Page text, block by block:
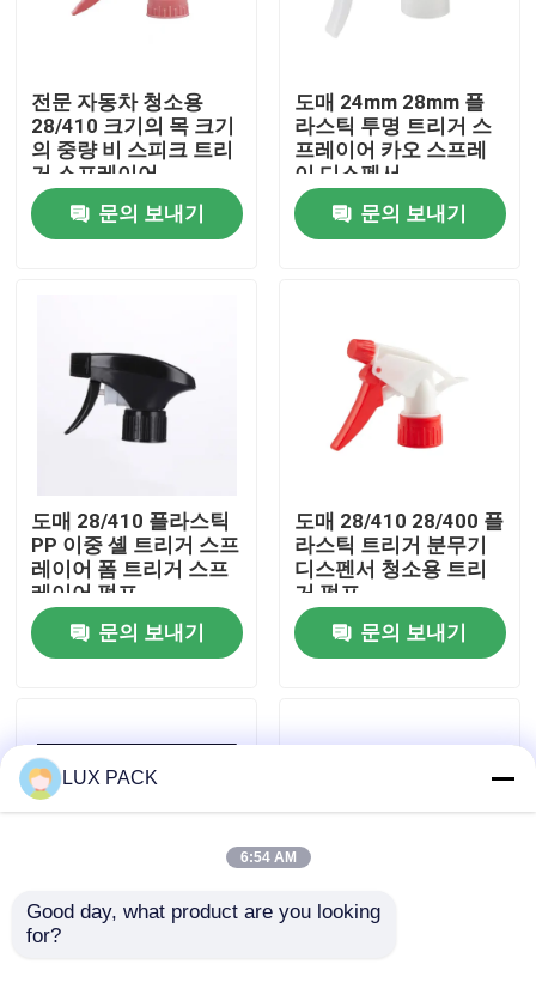
우리에 대하여
공장 여행
연락주세요
경우
전문 자동차 청소용
28/410 크기의 목 크기
의 중량 비 스피크 트리
거 스프레이어
문의 보내기
도매 24mm 28mm 플
라스틱 투명 트리거 스
프레이어 카오 스프레
이 디스펜서
문의 보내기
도매 28/410 플라스틱
PP 이중 셸 트리거 스프
레이어 폼 트리거 스프
레이어 펌프
문의 보내기
도매 28/410 28/400 플
라스틱 트리거 분무기
디스펜서 청소용 트리
거 펌프
문의 보내기
캔디 컬러 플라스틱 트
LUX PACK
6:54 AM
Good day, what product are you looking
for?